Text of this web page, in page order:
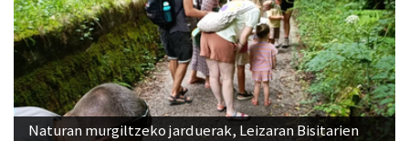
Naturan murgiltzeko jarduerak, Leizaran Bisitarien